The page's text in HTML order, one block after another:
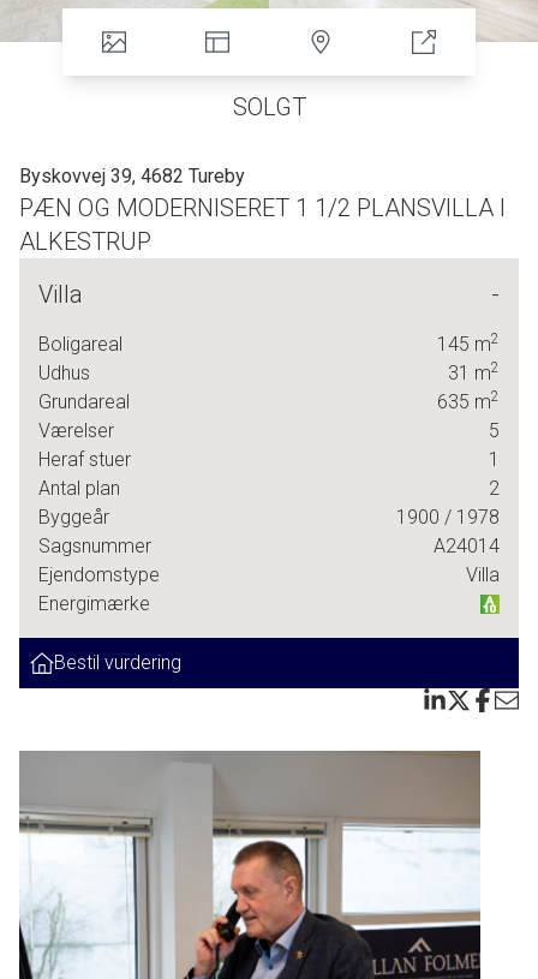
SOLGT
Byskovvej 39, 4682 Tureby
PÆN OG MODERNISERET 1 1/2 PLANSVILLA I
ALKESTRUP
ROLIG OG LUKKET VILLAVEJ
BELIGGENDE LIGE VED SKOVEN
GÅAFSTAND TIL SKOLE OG TOGSTATION
GODT ANNEX MED BADEVÆRELSE
LÆKKER OG SOLRIG TERRASSE
Velkommen til denne charmerende villa beliggende på en
rolig og lukket villavej i Tureby. Her får du en unik mulighed
for at bo tæt på naturen, med skoven lige i nærheden,
hvilket skaber en fredelig og naturskøn ramme om
togstationen, hvilket gør det nemt for familien at komme
rundt uden brug af bil. Dette gør hverdagen lettere og giver
mere tid til de ting, der virkelig betyder noget.
Villa -
Boligareal 145 m2
Udhus 31 m2
Grundareal 635 m2
Værelser
5
Heraf stuer
1
Antal plan
2
Byggeår
1900 / 1978
Sagsnummer
A24014
Ejendomstype
Villa
Energimærke
Bestil vurdering